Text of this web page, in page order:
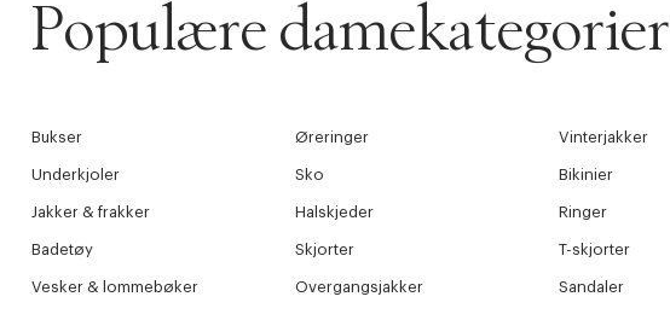
Populære damekategorier
Bukser Øreringer Vinterjakker
Underkjoler Sko Bikinier
Jakker & frakker Halskjeder Ringer
Badetøy Skjorter T-skjorter
Vesker & lommebøker Overgangsjakker Sandaler